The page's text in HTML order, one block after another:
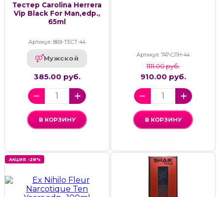
Тестер Carolina Herrera
Vip Black For Man,edp.,
65ml
Артикул: 869-ТЕСТ-44
Мужской
385.00 руб.
В КОРЗИНУ
Артикул: 747-СЛН-44
1111.00 руб.
910.00 руб.
В КОРЗИНУ
АКЦИЯ -28%